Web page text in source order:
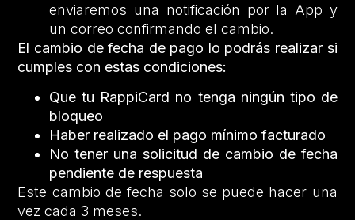
enviaremos una notificación por la App y
un correo confirmando el cambio.
El cambio de fecha de pago lo podrás realizar si
cumples con estas condiciones:
Que tu RappiCard no tenga ningún tipo de
bloqueo
Haber realizado el pago mínimo facturado
No tener una solicitud de cambio de fecha
pendiente de respuesta
Este cambio de fecha solo se puede hacer una
vez cada 3 meses.